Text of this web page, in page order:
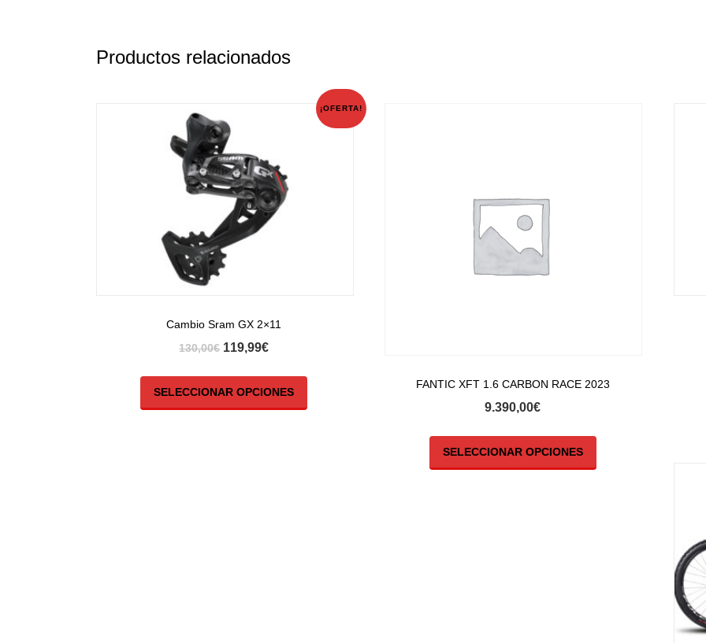
Productos relacionados
¡OFERTA!
Cambio Sram GX 2×11
130,00€ 119,99€
SELECCIONAR OPCIONES
FANTIC XFT 1.6 CARBON RACE 2023
9.390,00€
SELECCIONAR OPCIONES